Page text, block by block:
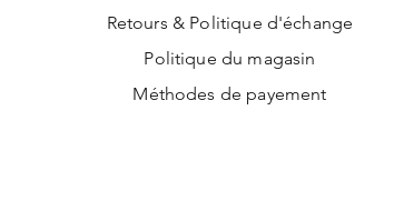
Retours & Politique d'échange
Politique du magasin
Méthodes de payement